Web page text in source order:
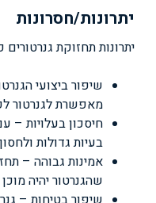
יתרונות/חסרונות
יתרונות תחזוקת גנרטורים
שיפור ביצועי
מאפשרת לגנרטור
חיסכון בעלויות –
בעיות גדולות
אמינות גבוהה –
שהגנרטור יהיה